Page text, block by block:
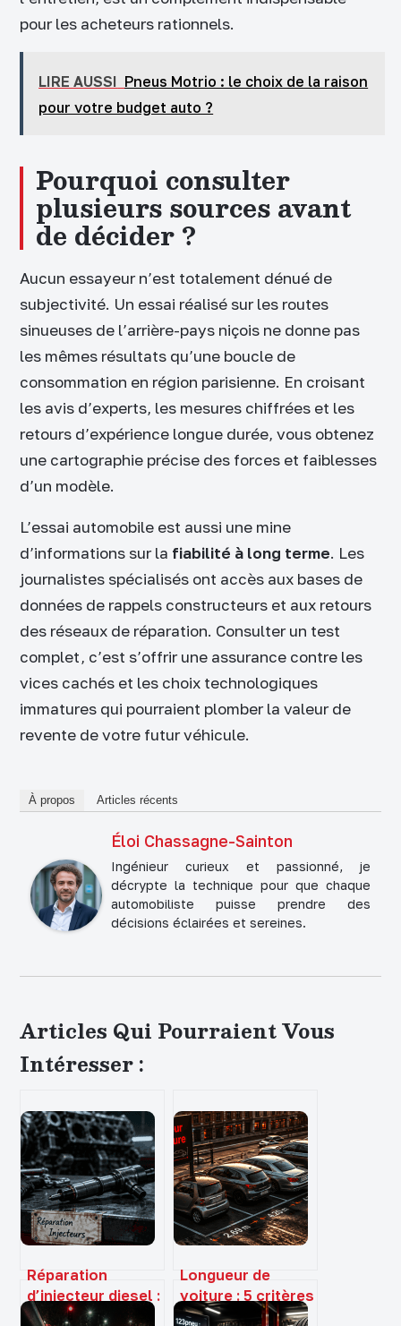
pour les acheteurs rationnels.
LIRE AUSSI Pneus Motrio : le choix de la raison
pour votre budget auto ?
Pourquoi consulter
plusieurs sources avant
de décider ?
Aucun essayeur n’est totalement dénué de
subjectivité. Un essai réalisé sur les routes
sinueuses de l’arrière-pays niçois ne donne pas
les mêmes résultats qu’une boucle de
consommation en région parisienne. En croisant
les avis d’experts, les mesures chiffrées et les
retours d’expérience longue durée, vous obtenez
une cartographie précise des forces et faiblesses
d’un modèle.
L’essai automobile est aussi une mine
d’informations sur la fiabilité à long terme. Les
journalistes spécialisés ont accès aux bases de
données de rappels constructeurs et aux retours
des réseaux de réparation. Consulter un test
complet, c’est s’offrir une assurance contre les
vices cachés et les choix technologiques
immatures qui pourraient plomber la valeur de
revente de votre futur véhicule.
À propos Articles récents
Éloi Chassagne-Sainton
Ingénieur curieux et passionné, je
décrypte la technique pour que chaque
automobiliste puisse prendre des
décisions éclairées et sereines.
Articles Qui Pourraient Vous
Intéresser :
Réparation
d’injecteur diesel :
du diagnostic à 20
Longueur de
voiture : 5 critères
pour choisir le